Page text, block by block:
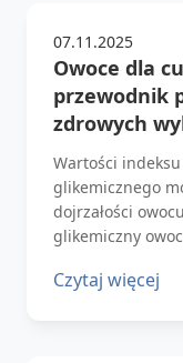
07.11.2025
Owoce dla
przewodnik
zdrowych
Wartości
glikemicznego
dojrzałości
glikemiczny
Czytaj więcej